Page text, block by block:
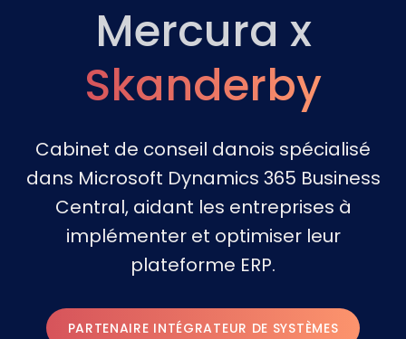
Mercura x
Skanderby
Cabinet de conseil danois spécialisé
dans Microsoft Dynamics 365 Business
Central, aidant les entreprises à
implémenter et optimiser leur
plateforme ERP.
PARTENAIRE INTÉGRATEUR DE SYSTÈMES